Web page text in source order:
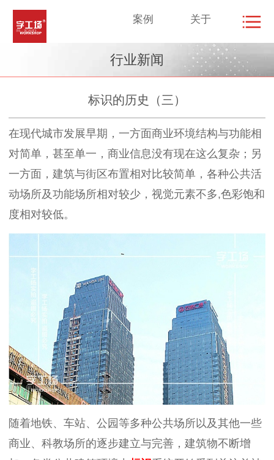
案例 关于
行业新闻
标识的历史（三）
在现代城市发展早期，一方面商业环境结构与功能相
对简单，甚至单一，商业信息没有现在这么复杂；另
一方面，建筑与街区布置相对比较简单，各种公共活
动场所及功能场所相对较少，视觉元素不多,色彩饱和
度相对较低。
随着地铁、车站、公园等多种公共场所以及其他一些
商业、科教场所的逐步建立与完善，建筑物不断增